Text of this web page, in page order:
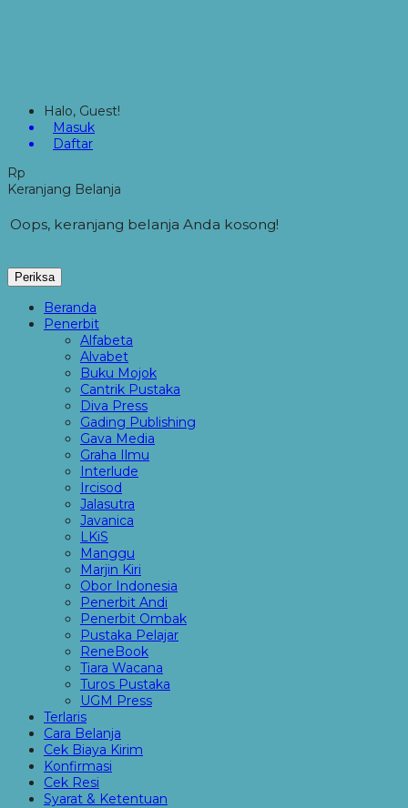
Halo, Guest!
Masuk
Daftar
Rp
Keranjang Belanja
Oops, keranjang belanja Anda kosong!
Periksa
Beranda
Penerbit
Alfabeta
Alvabet
Buku Mojok
Cantrik Pustaka
Diva Press
Gading Publishing
Gava Media
Graha Ilmu
Interlude
Ircisod
Jalasutra
Javanica
LKiS
Manggu
Marjin Kiri
Obor Indonesia
Penerbit Andi
Penerbit Ombak
Pustaka Pelajar
ReneBook
Tiara Wacana
Turos Pustaka
UGM Press
Terlaris
Cara Belanja
Cek Biaya Kirim
Konfirmasi
Cek Resi
Syarat & Ketentuan